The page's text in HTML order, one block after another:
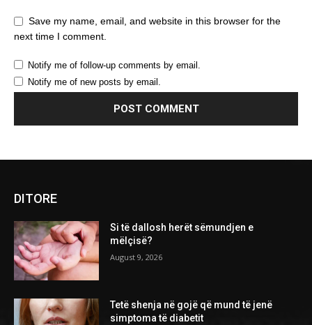
Save my name, email, and website in this browser for the
next time I comment.
Notify me of follow-up comments by email.
Notify me of new posts by email.
DITORE
Si të dallosh herët sëmundjen e
mëlçisë?
August 9, 2026
Tetë shenja në gojë që mund të jenë
simptoma të diabetit